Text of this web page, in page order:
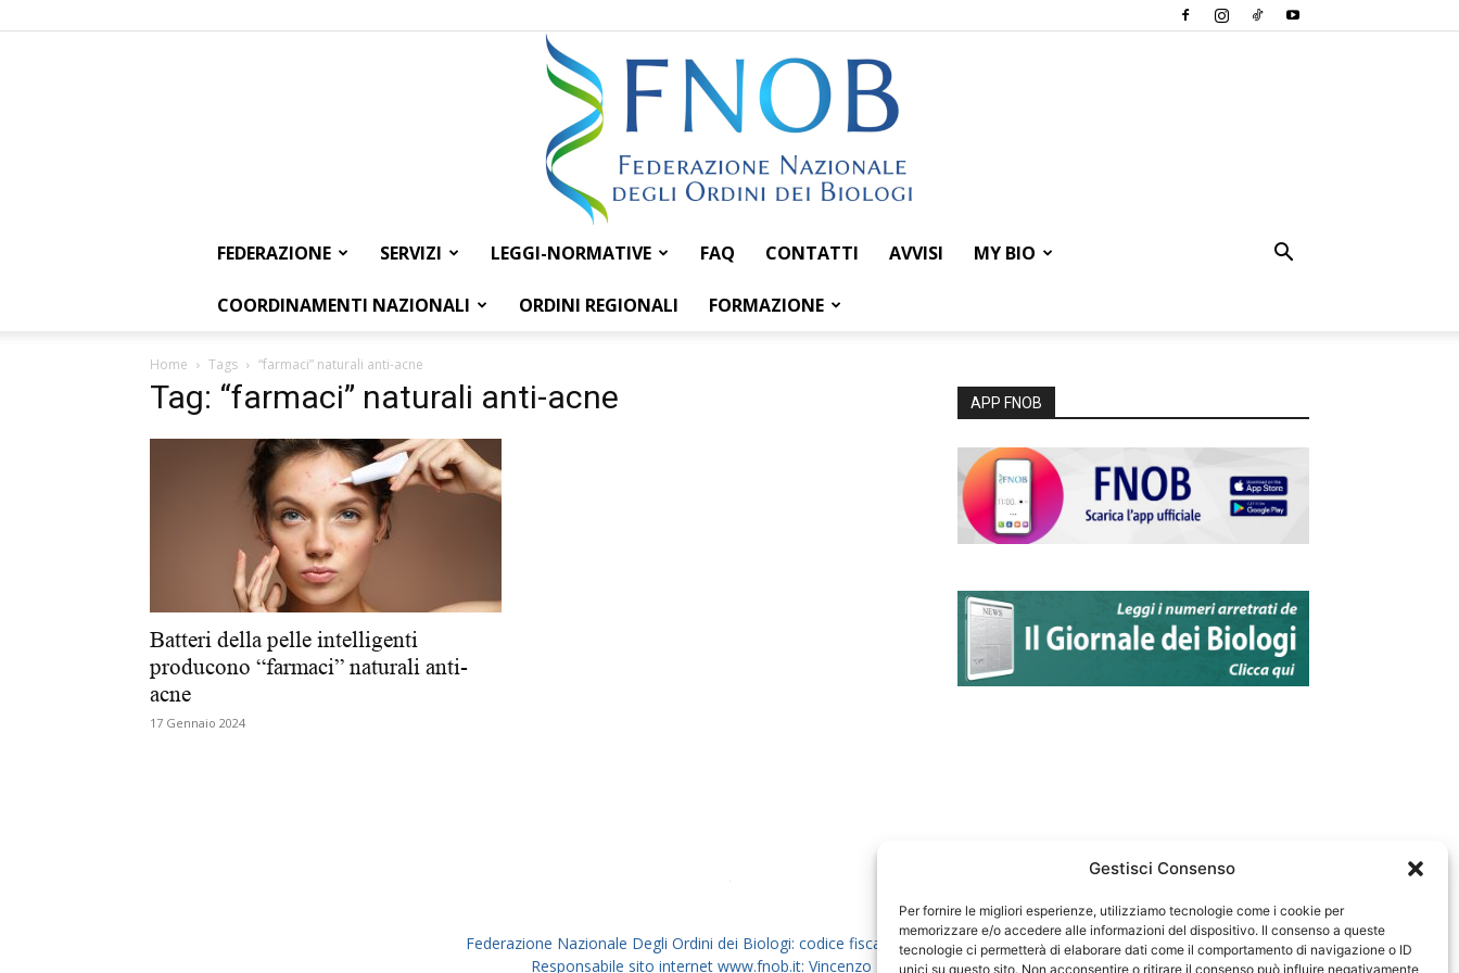
Gestisci Consenso
Per fornire le migliori esperienze, utilizziamo tecnologie come i cookie per
memorizzare e/o accedere alle informazioni del dispositivo. Il consenso a queste
tecnologie ci permetterà di elaborare dati come il comportamento di navigazione o ID
unici su questo sito. Non acconsentire o ritirare il consenso può influire negativamente
Federazione
FEDERAZIONE SERVIZI LEGGI-NORMATIVE FAQ CONTATTI AVVISI MY BIO
COORDINAMENTI NAZIONALI ORDINI REGIONALI FORMAZIONE
Home Tags “farmaci” naturali anti-acne
Tag: “farmaci” naturali anti-acne
Batteri della pelle intelligenti
producono “farmaci” naturali anti-
acne
17 Gennaio 2024
APP FNOB
Federazione Nazionale Degli Ordini dei Biologi: codice fiscale 80069130583
Responsabile sito internet www.fnob.it: Vincenzo D'Anna